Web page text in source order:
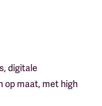
digitale
op maat, met high